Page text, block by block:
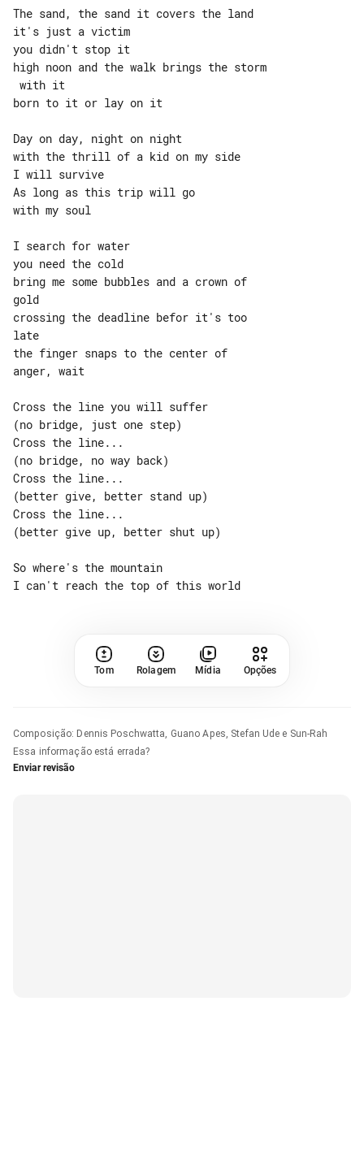
The sand, the sand it covers the land
it's just a victim
you didn't stop it
high noon and the walk brings the storm
born to it or lay on it
Day on day, night on night
with the thrill of a kid on my side
I will survive
As long as this trip will go
with my soul
I search for water
you need the cold
bring me some bubbles and a crown of
gold
crossing the deadline befor it's too
late
the finger snaps to the center of
anger, wait
Cross the line you will suffer
(no bridge, just one step)
Cross the line...
(no bridge, no way back)
Cross the line...
(better give, better stand up)
Cross the line...
(better give up, better shut up)
So where's the mountain
Tom Rolagem Mídia Opções
Composição: Dennis Poschwatta, Guano Apes, Stefan Ude e Sun-Rah
Essa informação está errada?
Enviar revisão